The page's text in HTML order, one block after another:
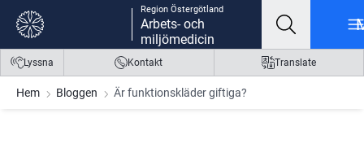
Gå till innehåll
Gå till meny
Gå till sidfot
Region Östergötland
Arbets- och
miljömedicin
Lyssna Kontakt Translate
Hem Bloggen Är funktionskläder giftiga?